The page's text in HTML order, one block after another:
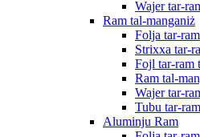
Wajer tar-
Ram tal-manganiż
Folja tar-
Strixxa tar-
Fojl tar-ram
Ram tal-
Wajer tar-
Tubu tar-
Aluminju Ram